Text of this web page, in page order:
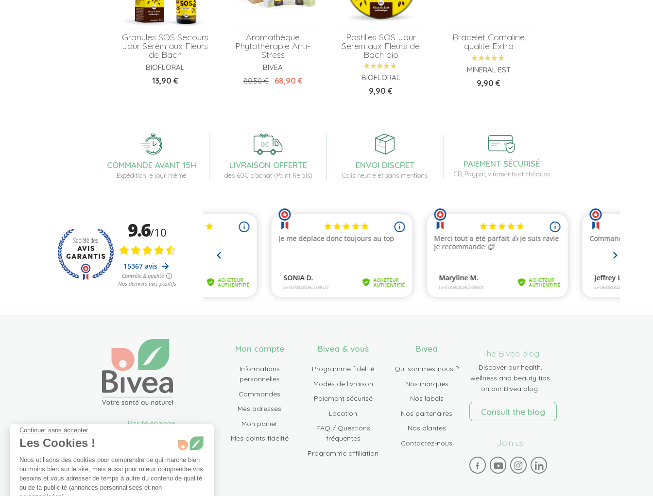
Granules SOS Secours
Jour Serein aux Fleurs
de Bach
BIOFLORAL
Prix
13,90 €
Aromathèque
Phytothérapie Anti-
Stress
BIVEA
Prix de base
80,50 € Prix
68,90 €
Pastilles SOS Jour
Serein aux Fleurs de
Bach bio
BIOFLORAL
Prix
9,90 €
Bracelet Cornaline
qualité Extra
MINERAL EST
Prix
9,90 €
COMMANDE AVANT 15H
Expédition le jour même
LIVRAISON OFFERTE
dès 60€ d'achat (Point Relais)
ENVOI DISCRET
Colis neutre et sans mentions
PAIEMENT SÉCURISÉ
CB, Paypal, virements et chèques
Par téléphone
info@bivea.com
6 rue du Solarium
33170 Gradignan
France Métropolitaine
Mon compte
Informations
personnelles
Commandes
Mes adresses
Mon panier
Mes points fidélité
Bivea & vous
Programme fidélité
Modes de livraison
Paiement sécurisé
Location
FAQ / Questions
fréquentes
Programme affiliation
Bivea
Qui sommes-nous ?
Nos marques
Nos labels
Nos partenaires
Nos plantes
Contactez-nous
The Bivea blog
Discover our health,
wellness and beauty tips
on our Bivea blog.
Consult the blog
Join us
Continuer sans accepter
Les Cookies !
Nous utilisons des cookies pour comprendre ce qui marche bien
ou moins bien sur le site, mais aussi pour mieux comprendre vos
besoins et vous adresser de temps à autre du contenu de qualité
ou de la publicité (annonces personnalisées et non